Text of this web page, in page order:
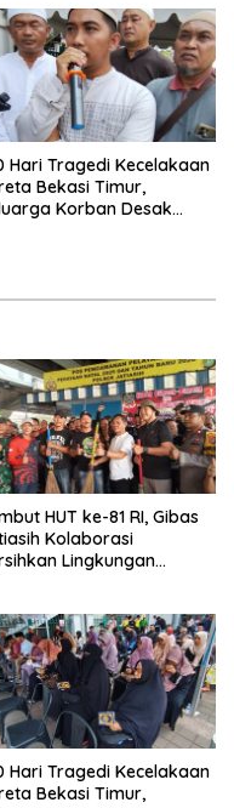
Hari Tragedi Kecelakaan
Bekasi Timur,
Korban Desak
HUT ke-81 RI, Gibas
Kolaborasi
Lingkungan
Hari Tragedi Kecelakaan
Bekasi Timur,